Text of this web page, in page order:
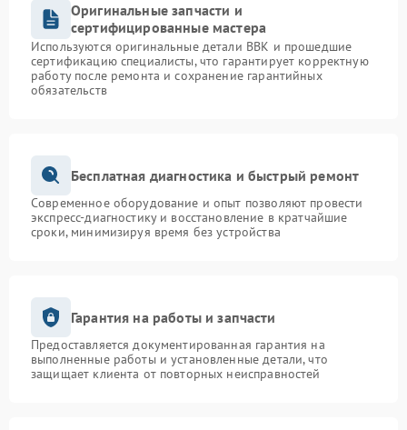
Оригинальные запчасти и
сертифицированные мастера
Используются оригинальные детали BBK и прошедшие
сертификацию специалисты, что гарантирует корректную
работу после ремонта и сохранение гарантийных
обязательств
Бесплатная диагностика и быстрый ремонт
Современное оборудование и опыт позволяют провести
экспресс-диагностику и восстановление в кратчайшие
сроки, минимизируя время без устройства
Гарантия на работы и запчасти
Предоставляется документированная гарантия на
выполненные работы и установленные детали, что
защищает клиента от повторных неисправностей